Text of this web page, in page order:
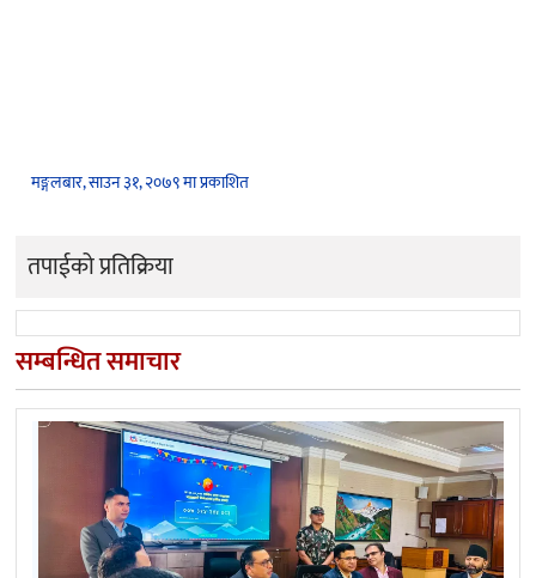
मङ्गलबार, साउन ३१, २०७९ मा प्रकाशित
तपाईको प्रतिक्रिया
सम्बन्धित समाचार